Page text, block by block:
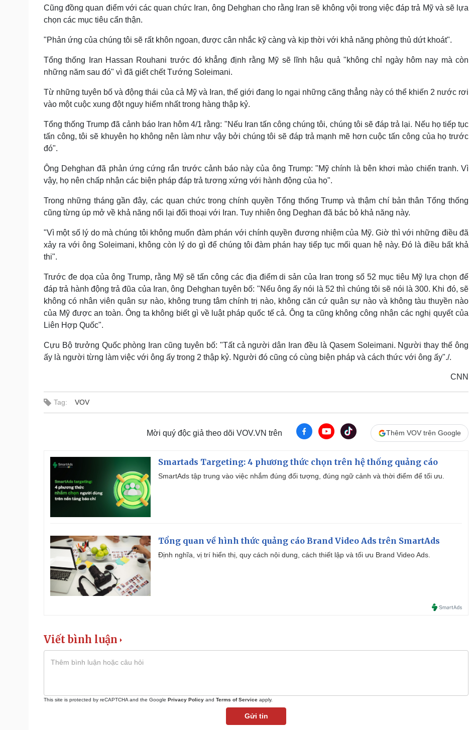
Cũng đồng quan điểm với các quan chức Iran, ông Dehghan cho rằng Iran sẽ không vội trong việc đáp trả Mỹ và sẽ lựa
chọn các mục tiêu cẩn thận.
"Phản ứng của chúng tôi sẽ rất khôn ngoan, được cân nhắc kỹ càng và kịp thời với khả năng phòng thủ dứt khoát".
Tổng thống Iran Hassan Rouhani trước đó khẳng định rằng Mỹ sẽ lĩnh hậu quả "không chỉ ngày hôm nay mà còn
những năm sau đó" vì đã giết chết Tướng Soleimani.
Từ những tuyên bố và động thái của cả Mỹ và Iran, thế giới đang lo ngại những căng thẳng này có thể khiến 2 nước rơi
vào một cuộc xung đột nguy hiểm nhất trong hàng thập kỷ.
Tổng thống Trump đã cảnh báo Iran hôm 4/1 rằng: "Nếu Iran tấn công chúng tôi, chúng tôi sẽ đáp trả lại. Nếu họ tiếp tục
tấn công, tôi sẽ khuyên họ không nên làm như vậy bởi chúng tôi sẽ đáp trả mạnh mẽ hơn cuộc tấn công của họ trước
đó".
Ông Dehghan đã phản ứng cứng rắn trước cảnh báo này của ông Trump: "Mỹ chính là bên khơi mào chiến tranh. Vì
vậy, họ nên chấp nhận các biện pháp đáp trả tương xứng với hành động của họ".
Trong những tháng gần đây, các quan chức trong chính quyền Tổng thống Trump và thậm chí bản thân Tổng thống
cũng từng úp mở về khả năng nối lại đối thoại với Iran. Tuy nhiên ông Deghan đã bác bỏ khả năng này.
"Vì một số lý do mà chúng tôi không muốn đàm phán với chính quyền đương nhiệm của Mỹ. Giờ thì với những điều đã
xảy ra với ông Soleimani, không còn lý do gì để chúng tôi đàm phán hay tiếp tục mối quan hệ này. Đó là điều bất khả
thi".
Trước đe dọa của ông Trump, rằng Mỹ sẽ tấn công các địa điểm di sản của Iran trong số 52 mục tiêu Mỹ lựa chọn để
đáp trả hành động trả đũa của Iran, ông Dehghan tuyên bố: "Nếu ông ấy nói là 52 thì chúng tôi sẽ nói là 300. Khi đó, sẽ
không có nhân viên quân sự nào, không trung tâm chính trị nào, không căn cứ quân sự nào và không tàu thuyền nào
của Mỹ được an toàn. Ông ta không biết gì về luật pháp quốc tế cả. Ông ta cũng không công nhận các nghị quyết của
Liên Hợp Quốc".
Cựu Bộ trưởng Quốc phòng Iran cũng tuyên bố: "Tất cả người dân Iran đều là Qasem Soleimani. Người thay thế ông
ấy là người từng làm việc với ông ấy trong 2 thập kỷ. Người đó cũng có cùng biện pháp và cách thức với ông ấy"./.
CNN
Tag: VOV
Mời quý độc giả theo dõi VOV.VN trên Thêm VOV trên Google
Smartads Targeting: 4 phương thức chọn trên hệ thống quảng cáo
SmartAds tập trung vào việc nhắm đúng đối tượng, đúng ngữ cảnh và thời điểm để tối ưu.
Tổng quan về hình thức quảng cáo Brand Video Ads trên SmartAds
Định nghĩa, vị trí hiển thị, quy cách nội dung, cách thiết lập và tối ưu Brand Video Ads.
Viết bình luận
This site is protected by reCAPTCHA and the Google Privacy Policy and Terms of Service apply.
Gửi tin